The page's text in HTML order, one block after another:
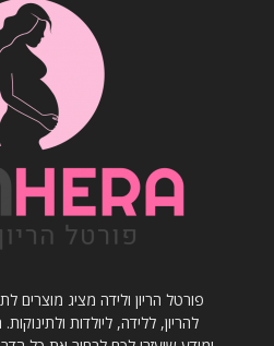
פורטל הריון ולידה מציג מוצרים
להריון, ללידה, ליולדות